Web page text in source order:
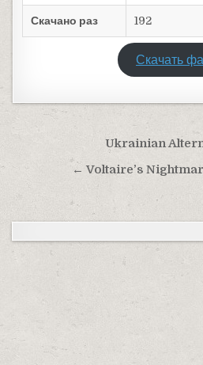
Скачано раз 192
Скачать
Навигация по
Ukrainian
← Voltaire’s